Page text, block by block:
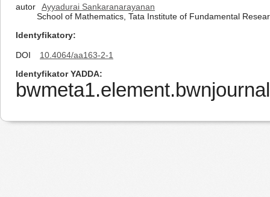
autor
Ayyadurai Sankaranarayanan
School of Mathematics, Tata Institute of Fundamental
Identyfikatory
DOI
10.4064/aa163-2-1
Identyfikator YADDA